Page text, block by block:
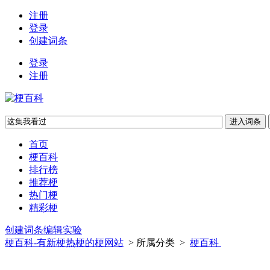
注册
登录
创建词条
登录
注册
首页
梗百科
排行榜
推荐梗
热门梗
精彩梗
创建词条编辑实验
梗百科-有新梗热梗的梗网站 > 所属分类 > 梗百科